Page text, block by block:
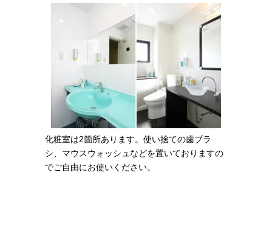
化粧室は2箇所あります。使い捨ての歯ブラ
シ、マウスウォッシュなどを置いておりますの
でご自由にお使いください。